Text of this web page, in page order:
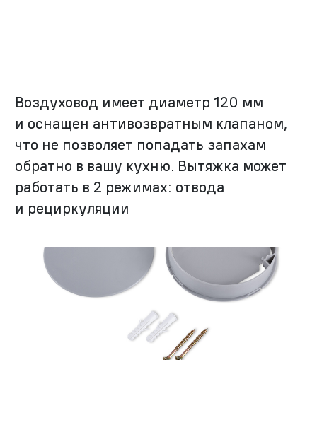
Воздуховод имеет диаметр 120 мм
и оснащен антивозвратным клапаном,
что не позволяет попадать запахам
обратно в вашу кухню. Вытяжка может
работать в 2 режимах: отвода
и рециркуляции